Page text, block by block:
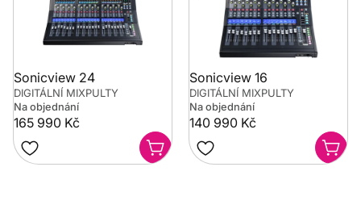
Sonicview 24
DIGITÁLNÍ MIXPULTY
Na objednání
165 990 Kč
Sonicview 16
DIGITÁLNÍ MIXPULTY
Na objednání
140 990 Kč